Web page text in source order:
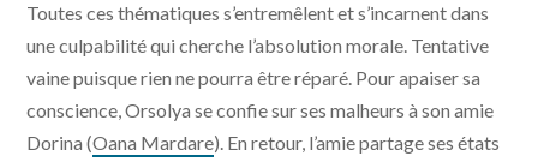
Toutes ces thématiques s’entremêlent et s’incarnent dans
une culpabilité qui cherche l’absolution morale. Tentative
vaine puisque rien ne pourra être réparé. Pour apaiser sa
conscience, Orsolya se confie sur ses malheurs à son amie
Dorina (Oana Mardare). En retour, l’amie partage ses états